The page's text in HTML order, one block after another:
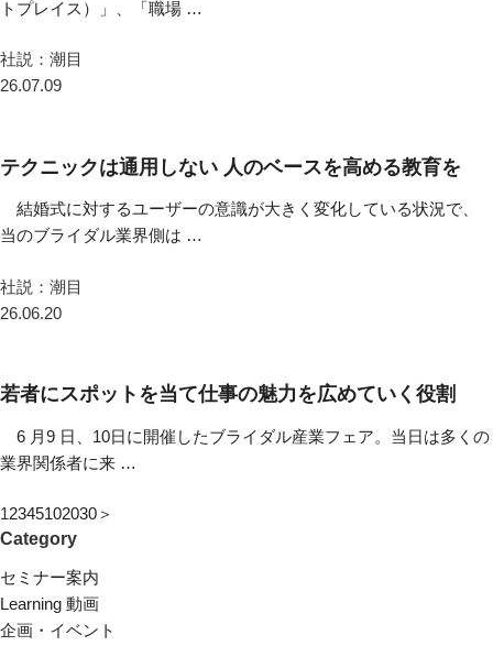
トプレイス）」、「職場 …
社説：潮目
26.07.09
テクニックは通用しない 人のベースを高める教育を
結婚式に対するユーザーの意識が大きく変化している状況で、
当のブライダル業界側は …
社説：潮目
26.06.20
若者にスポットを当て仕事の魅力を広めていく役割
6 月9 日、10日に開催したブライダル産業フェア。当日は多くの
業界関係者に来 …
12345102030＞
Category
セミナー案内
Learning 動画
企画・イベント